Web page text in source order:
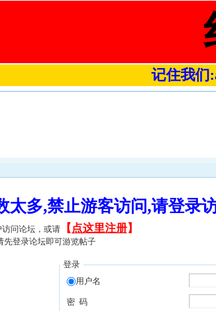
记住我们
太多,禁止游客访问,请登
问论坛，或请 【 点这里注册】
先登录论坛即可游览帖子
登录
用户名
密 码